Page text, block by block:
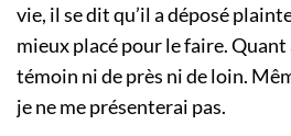
vie, il se dit qu’il a déposé
mieux placé pour le faire. Quant
témoin ni de près ni de loin.
je ne me présenterai pas.